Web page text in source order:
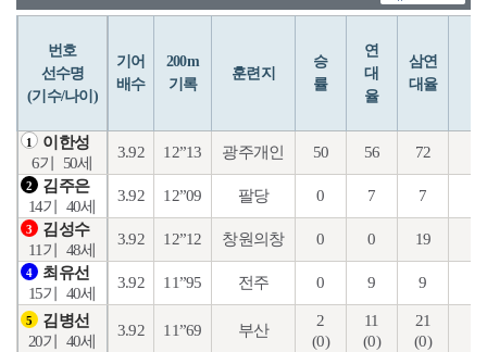
번호
선수명
(기수/나이)
기어
배수
200m
기록
훈련지
승
률
연
대
율
삼연
대율
1
이한성
6기
50세
3.92 12”13 광주개인 50 56 72
2
김주은
14기
40세
3.92 12”09 팔당 0 7 7
3
김성수
11기
48세
3.92 12”12 창원의창 0 0 19
4
최유선
15기
40세
3.92 11”95 전주 0 9 9
5
김병선
20기
40세
3.92 11”69 부산
2
(0)
11
(0)
21
(0)